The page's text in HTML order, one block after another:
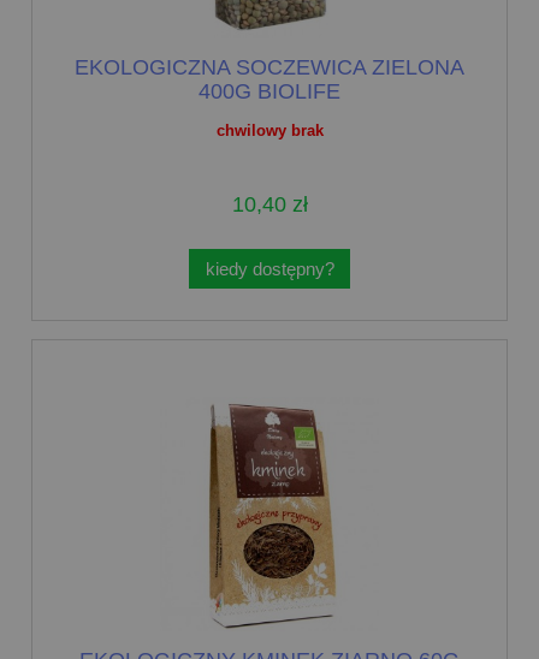
chwilowy brak
EKOLOGICZNA SOCZEWICA ZIELONA
400G BIOLIFE
10,40 zł
kiedy dostępny?